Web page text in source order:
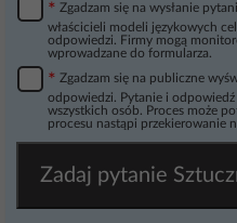
* Zgadzam się na wysłanie
właścicieli modeli językowych
odpowiedzi. Firmy mogą
wprowadzane do formularza.
* Zgadzam się na publiczne
odpowiedzi. Pytanie i
wszystkich osób. Proces może
procesu nastąpi przekierowanie
Zadaj pytanie